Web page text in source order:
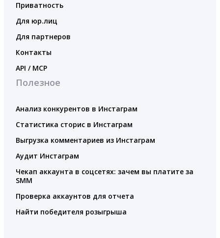
Приватность
Для юр.лиц
Для партнеров
Контакты
API / MCP
Полезное
Анализ конкурентов в Инстаграм
Статистика сторис в Инстаграм
Выгрузка комментариев из Инстаграм
Аудит Инстаграм
Чекап аккаунта в соцсетях: зачем вы платите за
SMM
Проверка аккаунтов для отчета
Найти победителя розыгрыша